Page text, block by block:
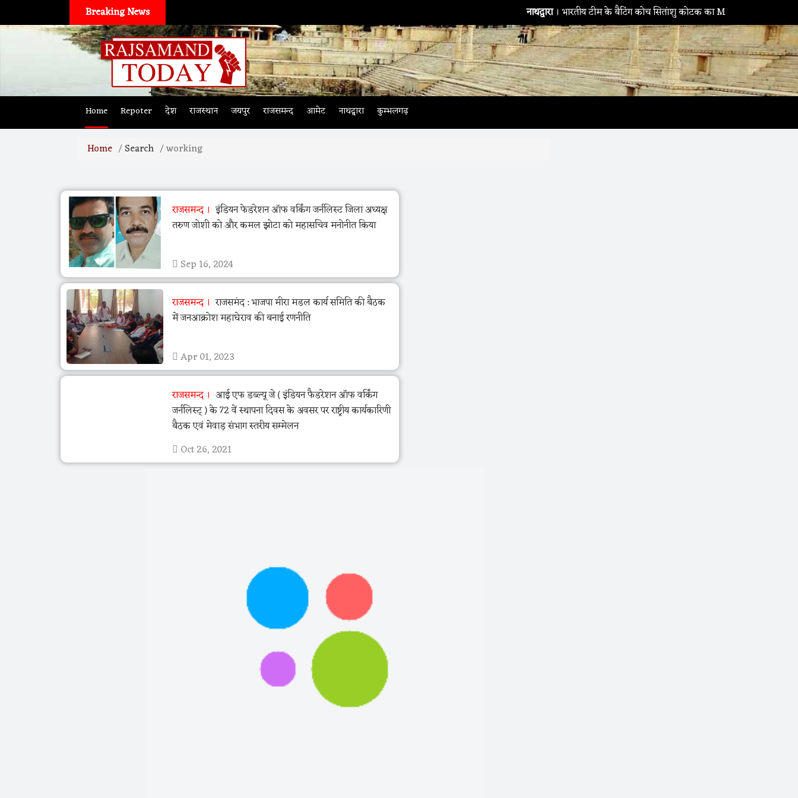
Breaking News नाथद्वारा। भारतीय टीम के बैटिंग कोच सितांशु कोटक का MPMSC दौरा, युवा
Home Repoter देश राजस्थान जयपुर राजसमन्द आमेट नाथद्वारा कुम्भलगढ़
Home Search working
राजसमन्द
इंडियन फेडरेशन ऑफ वर्किंग जर्नलिस्ट जिला अध्यक्ष
तरुण जोशी को और कमल झोटा को महासचिव मनोनीत किया
Sep 16, 2024
राजसमन्द
राजसमंद : भाजपा मीरा मडल कार्य समिति की बैठक
में जनआक्रोश महाघेराव की बनाई रणनीति
Apr 01, 2023
राजसमन्द
आई एफ डब्ल्यू जे ( इंडियन फैडरेशन ऑफ वर्किंग
जर्नलिस्ट् ) के 72 वें स्थापना दिवस के अवसर पर राष्ट्रीय कार्यकारिणी
बैठक एवं मेवाड़ संभाग स्तरीय सम्मेलन
Oct 26, 2021